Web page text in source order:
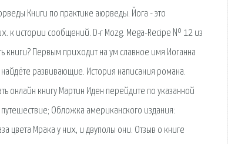
Книги по практике аюрведы. Йога - это
к истории сообщений. D-r Mozg. Mega-Recipe № 12 из
книги? Первым приходит на ум славное имя Иоганна
найдёте развивающие. История написания романа.
онлайн книгу Мартин Иден перейдите по указанной
Обложка американского издания:
цвета Мрака у них, и двуполы они. Отзыв о книге